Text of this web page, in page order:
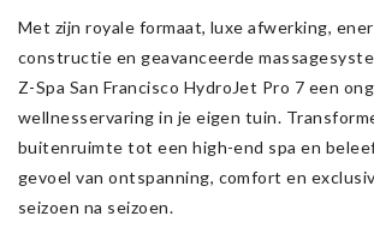
Met zijn royale formaat, luxe afwerking,
constructie en geavanceerde
Z-Spa San Francisco HydroJet Pro 7 een
wellnesservaring in je eigen tuin.
buitenruimte tot een high-end spa en
gevoel van ontspanning, comfort en
seizoen na seizoen.